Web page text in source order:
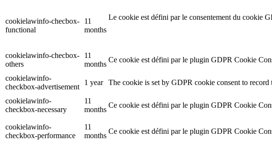
cookielawinfo-checbox-
functional
11
months
Le cookie est défini par le consentement du cookie
cookielawinfo-checbox-
others
11
months
Ce cookie est défini par le plugin GDPR Cookie
cookielawinfo-
checkbox-advertisement
1 year The cookie is set by GDPR cookie consent to
cookielawinfo-
checkbox-necessary
11
months
Ce cookie est défini par le plugin GDPR Cookie
cookielawinfo-
checkbox-performance
11
months
Ce cookie est défini par le plugin GDPR Cookie